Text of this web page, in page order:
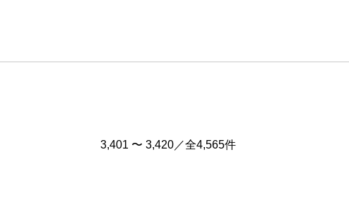
3,401 〜 3,420／全4,565件